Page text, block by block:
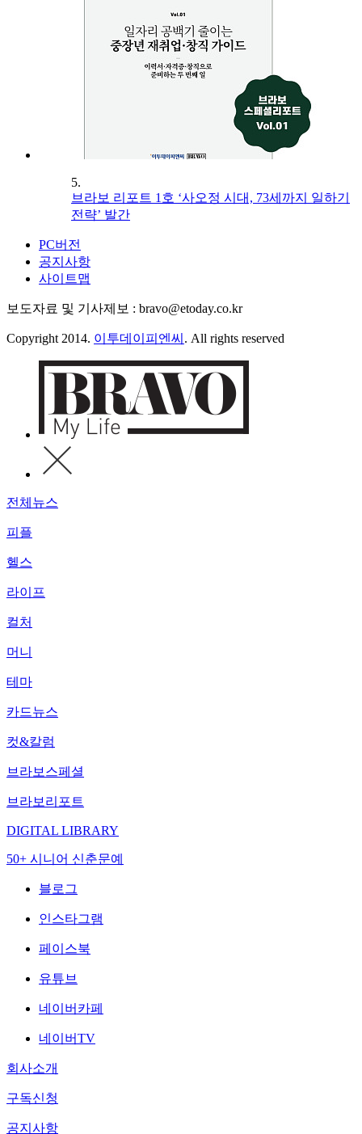
5.
브라보 리포트 1호 ‘사오정 시대, 73세까지 일하기
전략’ 발간
PC버전
공지사항
사이트맵
보도자료 및 기사제보 : bravo@etoday.co.kr
Copyright 2014. 이투데이피엔씨 . All rights reserved
전체뉴스
피플
헬스
라이프
컬처
머니
테마
카드뉴스
컷&칼럼
브라보스페셜
브라보리포트
DIGITAL LIBRARY
50+ 시니어 신춘문예
블로그
인스타그램
페이스북
유튜브
네이버카페
네이버TV
회사소개
구독신청
공지사항